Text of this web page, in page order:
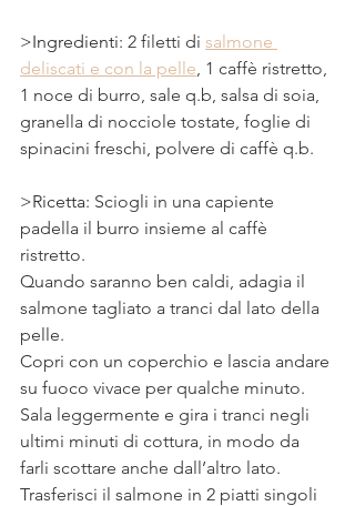
>Ingredienti: 2 filetti di salmone
deliscati e con la pelle, 1 caffè ristretto,
1 noce di burro, sale q.b, salsa di soia,
granella di nocciole tostate, foglie di
spinacini freschi, polvere di caffè q.b.
>Ricetta: Sciogli in una capiente
padella il burro insieme al caffè
ristretto.
Quando saranno ben caldi, adagia il
salmone tagliato a tranci dal lato della
pelle.
Copri con un coperchio e lascia andare
su fuoco vivace per qualche minuto.
Sala leggermente e gira i tranci negli
ultimi minuti di cottura, in modo da
farli scottare anche dall’altro lato.
Trasferisci il salmone in 2 piatti singoli